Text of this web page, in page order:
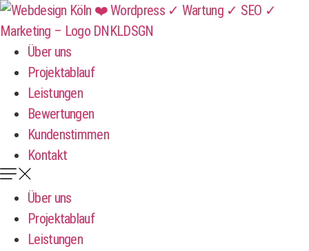
Zum
Inhalt
springenÜber uns
Projektablauf
Leistungen
Bewertungen
Kundenstimmen
Kontakt
Über uns
Projektablauf
Leistungen